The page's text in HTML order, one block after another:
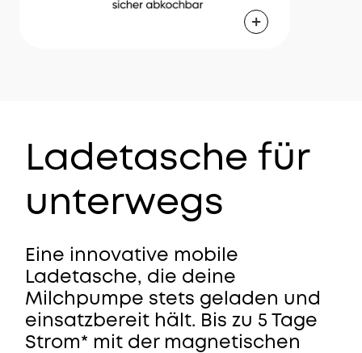
Ladetasche für
unterwegs
Eine innovative mobile
Ladetasche, die deine
Milchpumpe stets geladen und
einsatzbereit hält. Bis zu 5 Tage
Strom* mit der magnetischen